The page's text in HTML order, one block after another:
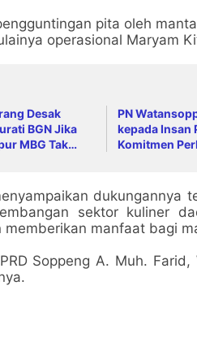
pita oleh
operasional Maryam
Desak
BGN Jika
MBG Tak
PN
kepada Insan
Komitmen
dukungannya
sektor kuliner
manfaat bagi
Soppeng A. Muh. Farid,